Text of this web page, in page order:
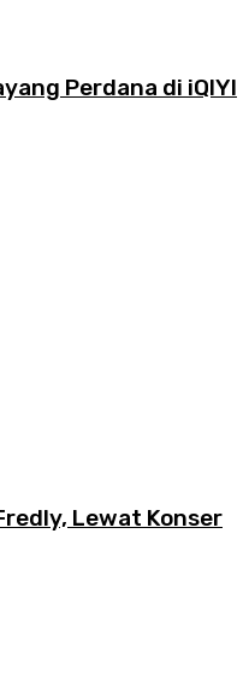
Perdana di iQIYI
Lewat Konser